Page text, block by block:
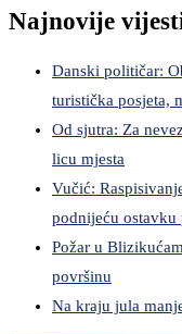
Najnovije
Danski političar:
turistička posjeta,
Od sjutra: Za
licu mjesta
Vučić:
podnijeću ostavku
Požar u
površinu
Na kraju jula